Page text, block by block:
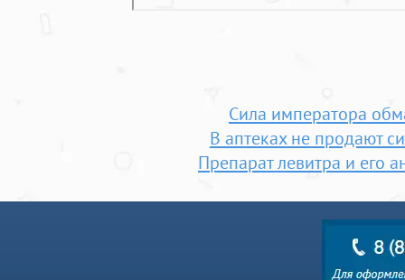
Сила императора
В аптеках не продают
Препарат левитра и его